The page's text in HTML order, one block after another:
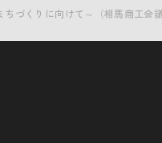
づくりに向けて～（相馬商工会議